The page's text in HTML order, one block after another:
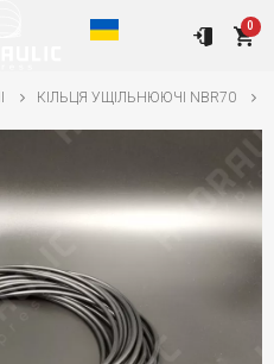
0
КІЛЬЦЯ УЩІЛЬНЮЮЧІ NBR70